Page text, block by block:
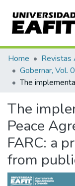
Communities &
All of DSpace
Home Revistas
The
Peace
FARC: a
from